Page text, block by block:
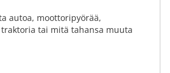
autoa, moottoripyörää,
tai mitä tahansa muuta